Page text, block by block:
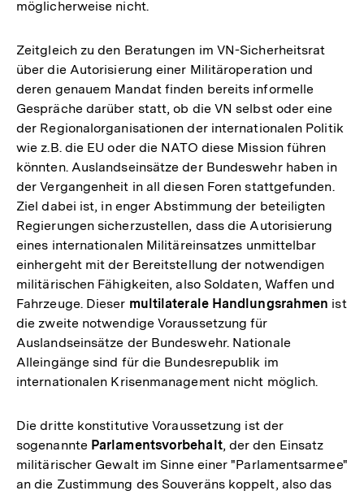
möglicherweise nicht.
Zeitgleich zu den Beratungen im VN-Sicherheitsrat
über die Autorisierung einer Militäroperation und
deren genauem Mandat finden bereits informelle
Gespräche darüber statt, ob die VN selbst oder eine
der Regionalorganisationen der internationalen Politik
wie z.B. die EU oder die NATO diese Mission führen
könnten. Auslandseinsätze der Bundeswehr haben in
der Vergangenheit in all diesen Foren stattgefunden.
Ziel dabei ist, in enger Abstimmung der beteiligten
Regierungen sicherzustellen, dass die Autorisierung
eines internationalen Militäreinsatzes unmittelbar
einhergeht mit der Bereitstellung der notwendigen
militärischen Fähigkeiten, also Soldaten, Waffen und
Fahrzeuge. Dieser multilaterale Handlungsrahmen ist
die zweite notwendige Voraussetzung für
Auslandseinsätze der Bundeswehr. Nationale
Alleingänge sind für die Bundesrepublik im
internationalen Krisenmanagement nicht möglich.
Die dritte konstitutive Voraussetzung ist der
sogenannte Parlamentsvorbehalt, der den Einsatz
militärischer Gewalt im Sinne einer "Parlamentsarmee"
an die Zustimmung des Souveräns koppelt, also das